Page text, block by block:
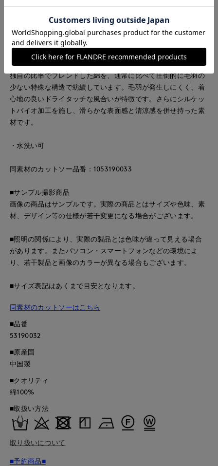
れて見えるシルエットにこだわりました。後裾のタックによ
り、さらに立体的なフォルムに仕上げております。毛羽立ちが
少ないつるっとした表情で、上品な印象で着用していただけま
す。
■素材
独自の比率でブレンドした綿を、通常に比べて圧倒的に毛羽の
少ない特殊な構造で紡績しています。毛羽が発生しにくく、着
心地の良いドライタッチな風合いが特徴です。さらにシルケッ
トバイオ加工を施し、滑らかな表面感と清涼感を併せ持った素
材です。
・水洗い可
同素材のカットソー品番：1053190033
■サンプル撮影商品
画像の商品はサンプルです。実際の商品とはサイズや色味、素
材、デザイン等の仕様が若干変更になる場合がございます。
■照明の関係により、実際の製品とは色味が違って見える場合
があります。またパソコン・スマートフォンなどの環境によ
り、若干製品と画像のカラーが異なる場合もございます。
■サイズ表記はあくまで目安となります。
同素材のカットソーはこちら
■品番
53190032
■原産国
中国製
■クオリティ
綿100%
■取扱い方法
取り扱いについて
■予約商品■